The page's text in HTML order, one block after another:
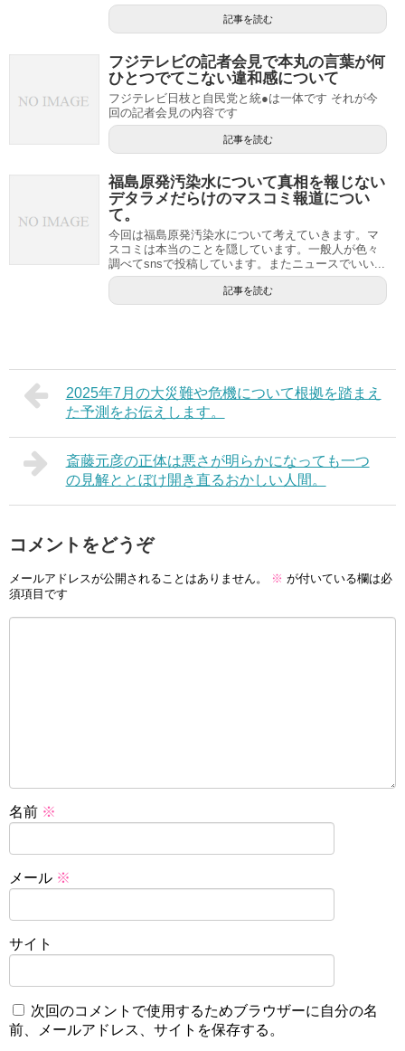
記事を読む
フジテレビの記者会見で本丸の言葉が何
ひとつでてこない違和感について
フジテレビ日枝と自民党と統●は一体です それが今
回の記者会見の内容です
記事を読む
福島原発汚染水について真相を報じない
デタラメだらけのマスコミ報道につい
て。
今回は福島原発汚染水について考えていきます。マ
スコミは本当のことを隠しています。一般人が色々
調べてsnsで投稿しています。またニュースでいい...
記事を読む
2025年7月の大災難や危機について根拠を踏まえ
た予測をお伝えします。
斎藤元彦の正体は悪さが明らかになっても一つ
の見解ととぼけ開き直るおかしい人間。
コメントをどうぞ
メールアドレスが公開されることはありません。 ※ が付いている欄は必
須項目です
名前 ※
メール ※
サイト
次回のコメントで使用するためブラウザーに自分の名
前、メールアドレス、サイトを保存する。